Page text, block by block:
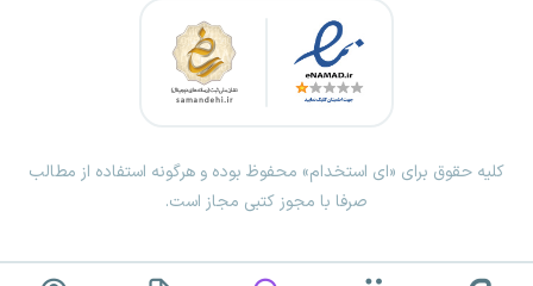
کلیه حقوق برای «ای استخدام» محفوظ بوده و هرگونه استفاده از مطالب
صرفا با مجوز کتبی مجاز است.